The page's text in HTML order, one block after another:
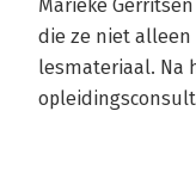
Marieke
die ze niet
lesmateriaal. Na